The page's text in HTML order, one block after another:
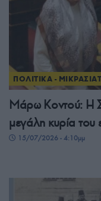
ΠΟΛΙΤΙΚΑ -
Μάρω Κοντού: Η
μεγάλη κυρία του
15/07/2026 - 4:10μμ